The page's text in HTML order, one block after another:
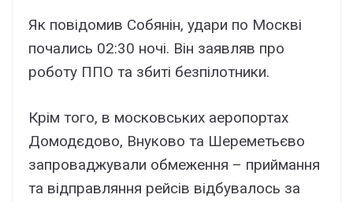
Як повідомив Собянін, удари по Москві
почались 02:30 ночі. Він заявляв про
роботу ППО та збиті безпілотники.
Крім того, в московських аеропортах
Домодєдово, Внуково та Шереметьєво
запроваджували обмеження – приймання
та відправляння рейсів відбувалось за